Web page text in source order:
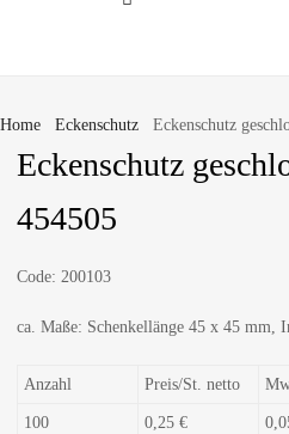
Home Eckenschutz Eckenschutz
Eckenschutz
454505
Code: 200103
ca. Maße: Schenkellänge 45 x 45 mm,
Anzahl Preis/St. netto
100 0,25 €